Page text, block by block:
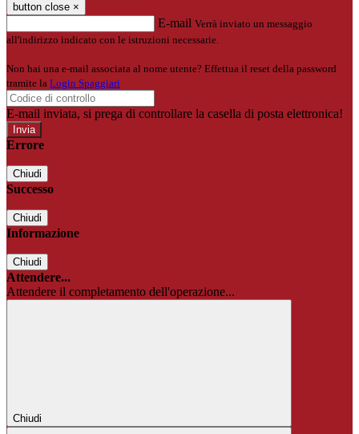
button close ×
E-mail Verrà inviato un messaggio
all'indirizzo indicato con le istruzioni necessarie.
Non hai una e-mail associata al nome utente? Effettua il reset della password
tramite la Login Spaggiari
E-mail inviata, si prega di controllare la casella di posta elettronica!
Errore
Chiudi
Successo
Chiudi
Informazione
Chiudi
Attendere...
Attendere il completamento dell'operazione...
Chiudi